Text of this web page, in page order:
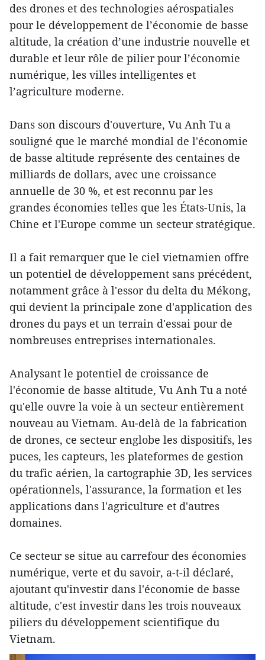
des drones et des technologies aérospatiales
pour le développement de l’économie de basse
altitude, la création d’une industrie nouvelle et
durable et leur rôle de pilier pour l’économie
numérique, les villes intelligentes et
l’agriculture moderne.
Dans son discours d'ouverture, Vu Anh Tu a
souligné que le marché mondial de l'économie
de basse altitude représente des centaines de
milliards de dollars, avec une croissance
annuelle de 30 %, et est reconnu par les
grandes économies telles que les États-Unis, la
Chine et l'Europe comme un secteur stratégique.
Il a fait remarquer que le ciel vietnamien offre
un potentiel de développement sans précédent,
notamment grâce à l'essor du delta du Mékong,
qui devient la principale zone d'application des
drones du pays et un terrain d'essai pour de
nombreuses entreprises internationales.
Analysant le potentiel de croissance de
l'économie de basse altitude, Vu Anh Tu a noté
qu'elle ouvre la voie à un secteur entièrement
nouveau au Vietnam. Au-delà de la fabrication
de drones, ce secteur englobe les dispositifs, les
puces, les capteurs, les plateformes de gestion
du trafic aérien, la cartographie 3D, les services
opérationnels, l'assurance, la formation et les
applications dans l'agriculture et d'autres
domaines.
Ce secteur se situe au carrefour des économies
numérique, verte et du savoir, a-t-il déclaré,
ajoutant qu'investir dans l'économie de basse
altitude, c'est investir dans les trois nouveaux
piliers du développement scientifique du
Vietnam.